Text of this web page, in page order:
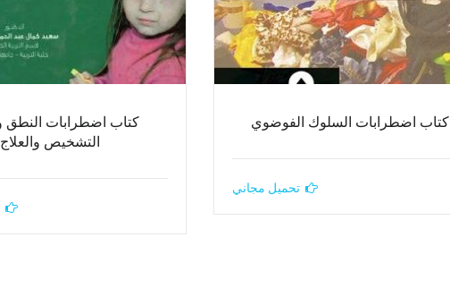
كتاب اضطرابات السلوك الفوضوي
تحميل مجاني
كتاب اضطرابات النطق
التشخيص والعلاج